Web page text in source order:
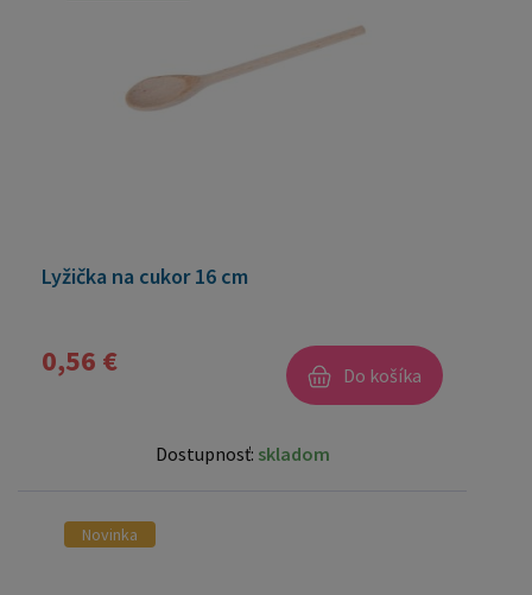
Lyžička na cukor 16 cm
0,56 € Do košíka
Dostupnosť: skladom
Novinka